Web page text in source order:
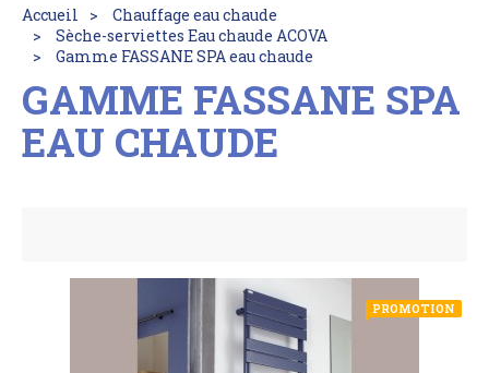
Accueil
Chauffage eau chaude
Sèche-serviettes Eau chaude ACOVA
Gamme FASSANE SPA eau chaude
GAMME FASSANE SPA
EAU CHAUDE
PROMOTION